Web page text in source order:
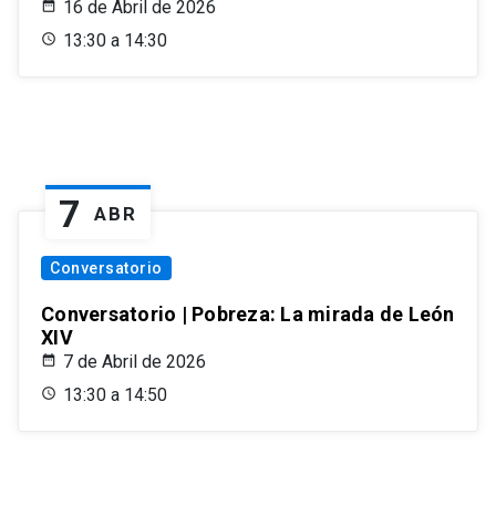
16 de Abril de 2026
13:30 a 14:30
7 ABR
Conversatorio
Conversatorio | Pobreza: La mirada de León
XIV
7 de Abril de 2026
13:30 a 14:50